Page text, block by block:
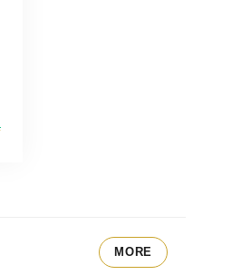
MORE